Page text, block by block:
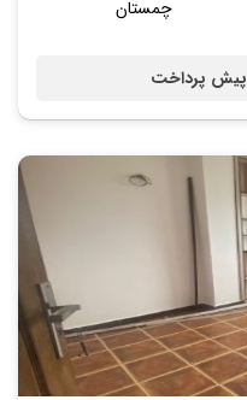
چمستان
پیش پرداخت